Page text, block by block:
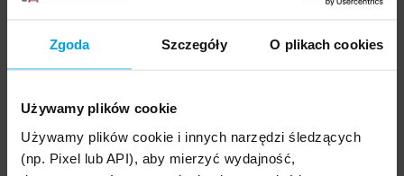
Zgoda Szczegóły O plikach cookies
Używamy plików cookie
Używamy plików cookie i innych narzędzi śledzących
(np. Pixel lub API), aby mierzyć wydajność,
drogowym, należy się odszkodowanie. W przypadku kolizji
drogowej dochodzi do uszkodzenia mienia, czyli np.
że ubezpieczyciel, z którym sprawca zdarzenia zawarł
umowę: